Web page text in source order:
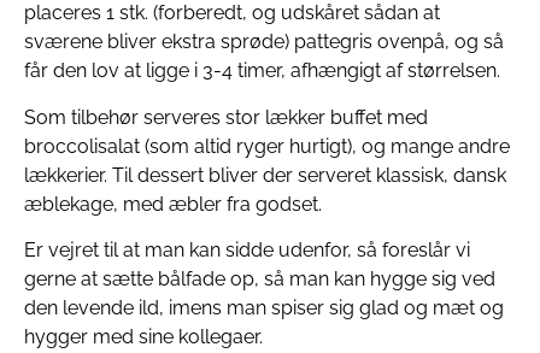
placeres 1 stk. (forberedt, og udskåret sådan at
sværene bliver ekstra sprøde) pattegris ovenpå, og så
får den lov at ligge i 3-4 timer, afhængigt af størrelsen.
Som tilbehør serveres stor lækker buffet med
broccolisalat (som altid ryger hurtigt), og mange andre
lækkerier. Til dessert bliver der serveret klassisk, dansk
æblekage, med æbler fra godset.
Er vejret til at man kan sidde udenfor, så foreslår vi
gerne at sætte bålfade op, så man kan hygge sig ved
den levende ild, imens man spiser sig glad og mæt og
hygger med sine kollegaer.